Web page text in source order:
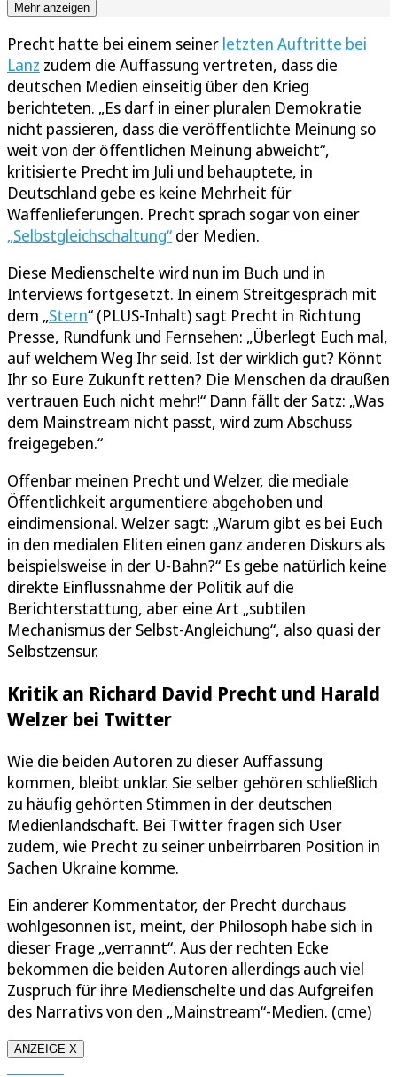
Mehr anzeigen
Precht hatte bei einem seiner letzten Auftritte bei
Lanz zudem die Auffassung vertreten, dass die
deutschen Medien einseitig über den Krieg
berichteten. „Es darf in einer pluralen Demokratie
nicht passieren, dass die veröffentlichte Meinung so
weit von der öffentlichen Meinung abweicht“,
kritisierte Precht im Juli und behauptete, in
Deutschland gebe es keine Mehrheit für
Waffenlieferungen. Precht sprach sogar von einer
„Selbstgleichschaltung“ der Medien.
Diese Medienschelte wird nun im Buch und in
Interviews fortgesetzt. In einem Streitgespräch mit
dem „Stern“ (PLUS-Inhalt) sagt Precht in Richtung
Presse, Rundfunk und Fernsehen: „Überlegt Euch mal,
auf welchem Weg Ihr seid. Ist der wirklich gut? Könnt
Ihr so Eure Zukunft retten? Die Menschen da draußen
vertrauen Euch nicht mehr!“ Dann fällt der Satz: „Was
dem Mainstream nicht passt, wird zum Abschuss
freigegeben.“
Offenbar meinen Precht und Welzer, die mediale
Öffentlichkeit argumentiere abgehoben und
eindimensional. Welzer sagt: „Warum gibt es bei Euch
in den medialen Eliten einen ganz anderen Diskurs als
beispielsweise in der U-Bahn?“ Es gebe natürlich keine
direkte Einflussnahme der Politik auf die
Berichterstattung, aber eine Art „subtilen
Mechanismus der Selbst-Angleichung“, also quasi der
Selbstzensur.
Kritik an Richard David Precht und Harald
Welzer bei Twitter
Wie die beiden Autoren zu dieser Auffassung
kommen, bleibt unklar. Sie selber gehören schließlich
zu häufig gehörten Stimmen in der deutschen
Medienlandschaft. Bei Twitter fragen sich User
zudem, wie Precht zu seiner unbeirrbaren Position in
Sachen Ukraine komme.
Ein anderer Kommentator, der Precht durchaus
wohlgesonnen ist, meint, der Philosoph habe sich in
dieser Frage „verrannt“. Aus der rechten Ecke
bekommen die beiden Autoren allerdings auch viel
Zuspruch für ihre Medienschelte und das Aufgreifen
des Narrativs von den „Mainstream“-Medien. (cme)
ANZEIGE X